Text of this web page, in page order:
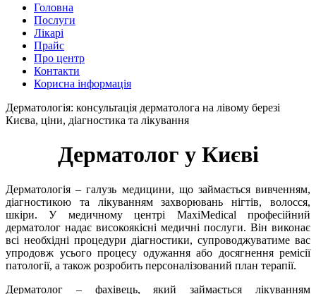
Головна
Послуги
Лікарі
Прайс
Про центр
Контакти
Корисна інформація
Дерматологія: консультація дерматолога на лівому березі
Києва, ціни, діагностика та лікування
Дерматолог у Києві
Дерматологія – галузь медицини, що займається вивченням,
діагностикою та лікуванням захворювань нігтів, волосся,
шкіри. У медичному центрі MaxiMedical професійний
дерматолог надає високоякісні медичні послуги. Він виконає
всі необхідні процедури діагностики, супроводжуватиме вас
упродовж усього процесу одужання або досягнення ремісії
патології, а також розробить персоналізований план терапії.
Дерматолог – фахівець, який займається лікуванням